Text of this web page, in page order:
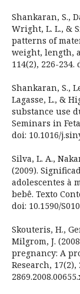
Shankaran, S.,
Wright, L. L., &
patterns of
weight, length,
114(2), 226-234.
Shankaran, S.,
Lagasse, L., &
substance use
Seminars in
doi: 10.1016/
Silva, L. A.,
(2009).
adolescentes à
bebê. Texto
doi: 10.1590/
Skouteris, H.,
Milgrom, J.
pregnancy: A
Research, 17(2),